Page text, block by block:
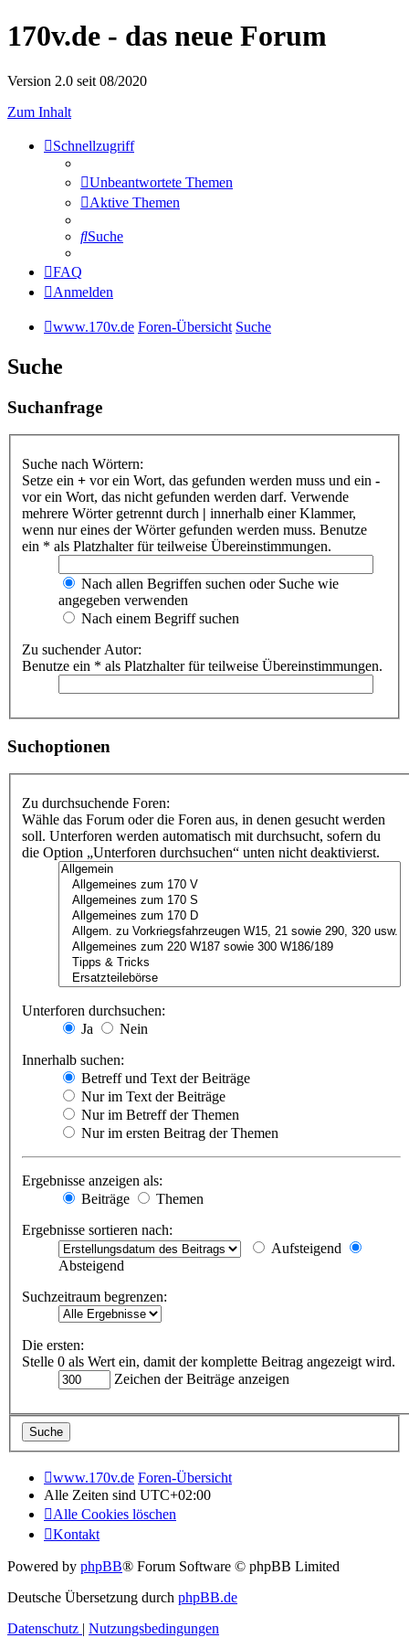
170v.de - das neue Forum
Version 2.0 seit 08/2020
Zum Inhalt
Schnellzugriff
Unbeantwortete Themen
Aktive Themen
Suche
FAQ
Anmelden
www.170v.de Foren-Übersicht Suche
Suche
Suchanfrage
Suche nach Wörtern:
Setze ein + vor ein Wort, das gefunden werden muss und ein -
vor ein Wort, das nicht gefunden werden darf. Verwende
mehrere Wörter getrennt durch | innerhalb einer Klammer,
wenn nur eines der Wörter gefunden werden muss. Benutze
ein * als Platzhalter für teilweise Übereinstimmungen.
Nach allen Begriffen suchen oder Suche wie
angegeben verwenden
Nach einem Begriff suchen
Zu suchender Autor:
Benutze ein * als Platzhalter für teilweise Übereinstimmungen.
Suchoptionen
Zu durchsuchende Foren:
Wähle das Forum oder die Foren aus, in denen gesucht werden
soll. Unterforen werden automatisch mit durchsucht, sofern du
die Option „Unterforen durchsuchen“ unten nicht deaktivierst.
Unterforen durchsuchen:
Ja
Nein
Innerhalb suchen:
Betreff und Text der Beiträge
Nur im Text der Beiträge
Nur im Betreff der Themen
Nur im ersten Beitrag der Themen
Ergebnisse anzeigen als:
Beiträge
Themen
Ergebnisse sortieren nach:
Aufsteigend
Absteigend
Suchzeitraum begrenzen:
Die ersten:
Stelle 0 als Wert ein, damit der komplette Beitrag angezeigt wird.
Zeichen der Beiträge anzeigen
www.170v.de Foren-Übersicht
Alle Zeiten sind UTC+02:00
Alle Cookies löschen
Kontakt
Powered by phpBB® Forum Software © phpBB Limited
Deutsche Übersetzung durch phpBB.de
Datenschutz | Nutzungsbedingungen